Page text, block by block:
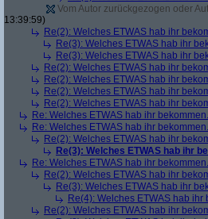
Vom Autor zurückgezogen oder
13:39:59)
Re(2): Welches ETWAS hab ihr
Re(3): Welches ETWAS hab ihr
Re(3): Welches ETWAS hab ihr
Re(2): Welches ETWAS hab ihr
Re(2): Welches ETWAS hab ihr
Re(2): Welches ETWAS hab ihr
Re(2): Welches ETWAS hab ihr
Re: Welches ETWAS hab ihr
Re: Welches ETWAS hab ihr
Re(2): Welches ETWAS hab ihr
Re(3): Welches ETWAS hab ihr
Re: Welches ETWAS hab ihr
Re(2): Welches ETWAS hab ihr
Re(3): Welches ETWAS hab ihr
Re(4): Welches ETWAS hab ihr
Re(2): Welches ETWAS hab ihr